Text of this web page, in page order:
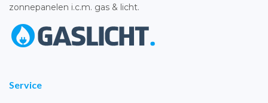
zonnepanelen i.c.m. gas & licht.
Service